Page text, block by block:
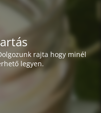
rajta hogy minél
legyen.